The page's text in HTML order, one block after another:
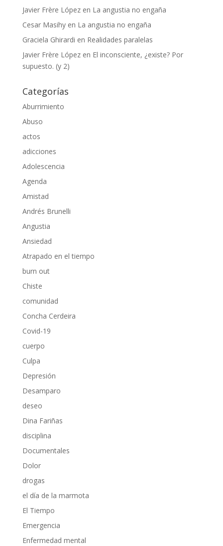
Javier Frère Lópezen La angustia no engaña
Cesar Masihyen La angustia no engaña
Graciela Ghirardi en Realidades paralelas
Javier Frère Lópezen El inconsciente, ¿existe? Por
supuesto. (y 2)
Categorías
Aburrimiento
Abuso
actos
adicciones
Adolescencia
Agenda
Amistad
Andrés Brunelli
Angustia
Ansiedad
Atrapado en el tiempo
burn out
Chiste
comunidad
Concha Cerdeira
Covid-19
cuerpo
Culpa
Depresión
Desamparo
deseo
Dina Fariñas
disciplina
Documentales
Dolor
drogas
el día de la marmota
El Tiempo
Emergencia
Enfermedad mental